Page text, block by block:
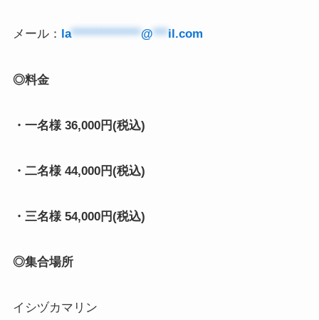
メール： la**************@***il.com
◎料金
・一名様 36,000円(税込)
・二名様 44,000円(税込)
・三名様 54,000円(税込)
◎集合場所
イシヅカマリン